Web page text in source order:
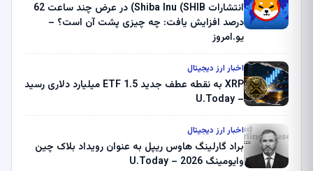
انتشارات Shiba Inu (SHIB) در عرض چند ساعت 62
درصد افزایش یافت: چه چیزی پشت آن است؟ –
یو.امروز
اخبار ارز دیجیتال
XRP به نقطه عطف جدید ETF 1.5 میلیارد دلاری رسید
– U.Today
اخبار ارز دیجیتال
براد گارلینگ هاوس ریپل به عنوان رویداد بلاک چین
وایومینگ 2026 – U.Today